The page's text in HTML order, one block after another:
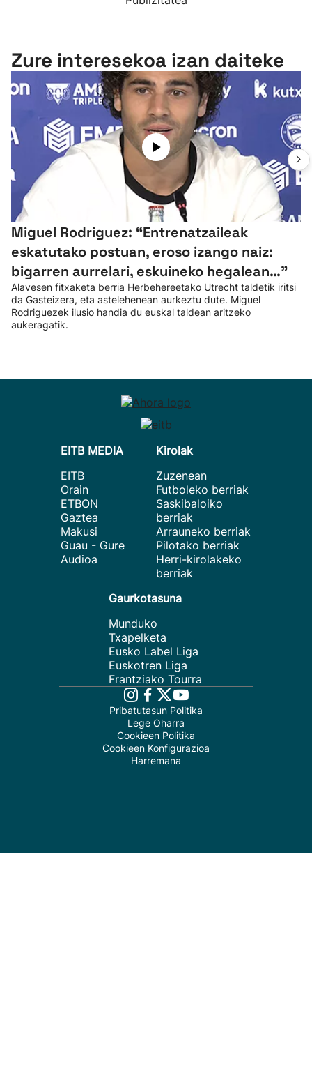
Zure interesekoa izan daiteke
Miguel Rodriguez: “Entrenatzaileak
eskatutako postuan, eroso izango naiz:
bigarren aurrelari, eskuineko hegalean…”
Alavesen fitxaketa berria Herbehereetako Utrecht taldetik iritsi
da Gasteizera, eta astelehenean aurkeztu dute. Miguel
Rodriguezek ilusio handia du euskal taldean aritzeko
aukeragatik.
EITB MEDIA
EITB
Orain
ETBON
Gaztea
Makusi
Guau - Gure
Audioa
Kirolak
Zuzenean
Futboleko berriak
Saskibaloiko
berriak
Arrauneko berriak
Pilotako berriak
Herri-kirolakeko
berriak
Gaurkotasuna
Munduko
Txapelketa
Eusko Label Liga
Euskotren Liga
Frantziako Tourra
Pribatutasun Politika
Lege Oharra
Cookieen Politika
Cookieen Konfigurazioa
Harremana